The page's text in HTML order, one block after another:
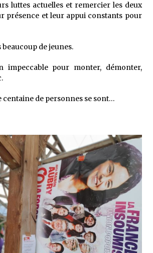
luttes actuelles et remercier les deux
présence et leur appui constants pour
de jeunes.
impeccable pour monter, démonter,
centaine de personnes se sont…